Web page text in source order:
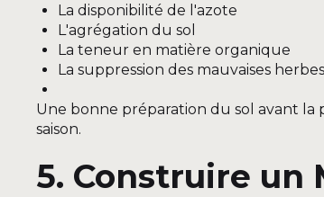
La disponibilité de l'azote
L'agrégation du sol
La teneur en matière organique
La suppression des mauvaises herbes
Une bonne préparation du sol avant
saison.
5. Construire un